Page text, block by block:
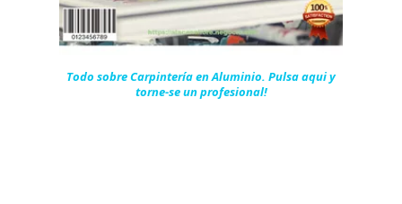
Todo sobre Carpintería en Aluminio. Pulsa aqui y
torne-se un profesional!